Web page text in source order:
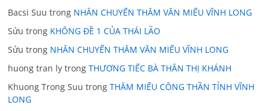
Bacsi Suu trong NHÂN CHUYẾN THĂM VĂN MIẾU VĨNH LONG
Sửu trong KHÔNG ĐỀ 1 CỦA THÁI LÃO
Sửu trong NHÂN CHUYẾN THĂM VĂN MIẾU VĨNH LONG
huong tran ly trongTHƯƠNG TIẾC BÀ THÂN THỊ KHÁNH
Khuong Trong Suu trongTHĂM MIẾU CÔNG THẦN TỈNH VĨNH
LONG